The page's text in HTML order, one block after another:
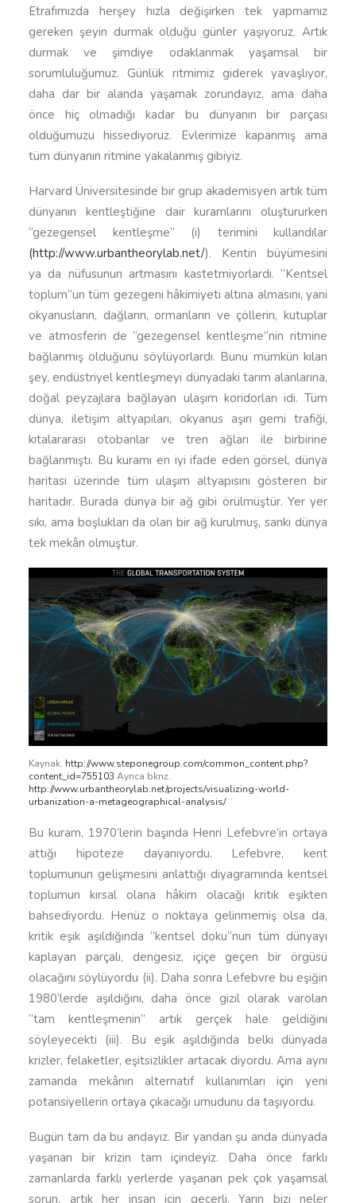
Etrafımızda herşey hızla değişirken tek yapmamız
gereken şeyin durmak olduğu günler yaşıyoruz. Artık
durmak ve şimdiye odaklanmak yaşamsal bir
sorumluluğumuz. Günlük ritmimiz giderek yavaşlıyor,
daha dar bir alanda yaşamak zorundayız, ama daha
önce hiç olmadığı kadar bu dünyanın bir parçası
olduğumuzu hissediyoruz. Evlerimize kapanmış ama
tüm dünyanın ritmine yakalanmış gibiyiz.
Harvard Üniversitesinde bir grup akademisyen artık tüm
dünyanın kentleştiğine dair kuramlarını oluştururken
“gezegensel kentleşme” (i) terimini kullandılar
(http://www.urbantheorylab.net/). Kentin büyümesini
ya da nüfusunun artmasını kastetmiyorlardı. “Kentsel
toplum”un tüm gezegeni hâkimiyeti altına almasını, yani
okyanusların, dağların, ormanların ve çöllerin, kutuplar
ve atmosferin de “gezegensel kentleşme”nin ritmine
bağlanmış olduğunu söylüyorlardı. Bunu mümkün kılan
şey, endüstriyel kentleşmeyi dünyadaki tarım alanlarına,
doğal peyzajlara bağlayan ulaşım koridorları idi. Tüm
dünya, iletişim altyapıları, okyanus aşırı gemi trafiği,
kıtalararası otobanlar ve tren ağları ile birbirine
bağlanmıştı. Bu kuramı en iyi ifade eden görsel, dünya
haritası üzerinde tüm ulaşım altyapısını gösteren bir
haritadır. Burada dünya bir ağ gibi örülmüştür. Yer yer
sıkı, ama boşlukları da olan bir ağ kurulmuş, sanki dünya
tek mekân olmuştur.
Kaynak. http://www.steponegroup.com/common_content.php?
content_id=755103 Ayrıca bknz.
http://www.urbantheorylab.net/projects/visualizing-world-
urbanization-a-metageographical-analysis/
Bu kuram, 1970’lerin başında Henri Lefebvre’in ortaya
attığı hipoteze dayanıyordu. Lefebvre, kent
toplumunun gelişmesini anlattığı diyagramında kentsel
toplumun kırsal olana hâkim olacağı kritik eşikten
bahsediyordu. Henüz o noktaya gelinmemiş olsa da,
kritik eşik aşıldığında “kentsel doku”nun tüm dünyayı
kaplayan parçalı, dengesiz, içiçe geçen bir örgüsü
olacağını söylüyordu (ii). Daha sonra Lefebvre bu eşiğin
1980’lerde aşıldığını, daha önce gizil olarak varolan
“tam kentleşmenin” artık gerçek hale geldiğini
söyleyecekti (iii). Bu eşik aşıldığında belki dünyada
krizler, felaketler, eşitsizlikler artacak diyordu. Ama aynı
zamanda mekânın alternatif kullanımları için yeni
potansiyellerin ortaya çıkacağı umudunu da taşıyordu.
Bugün tam da bu andayız. Bir yandan şu anda dünyada
yaşanan bir krizin tam içindeyiz. Daha önce farklı
zamanlarda farklı yerlerde yaşanan pek çok yaşamsal
sorun, artık her insan için geçerli. Yarın bizi neler